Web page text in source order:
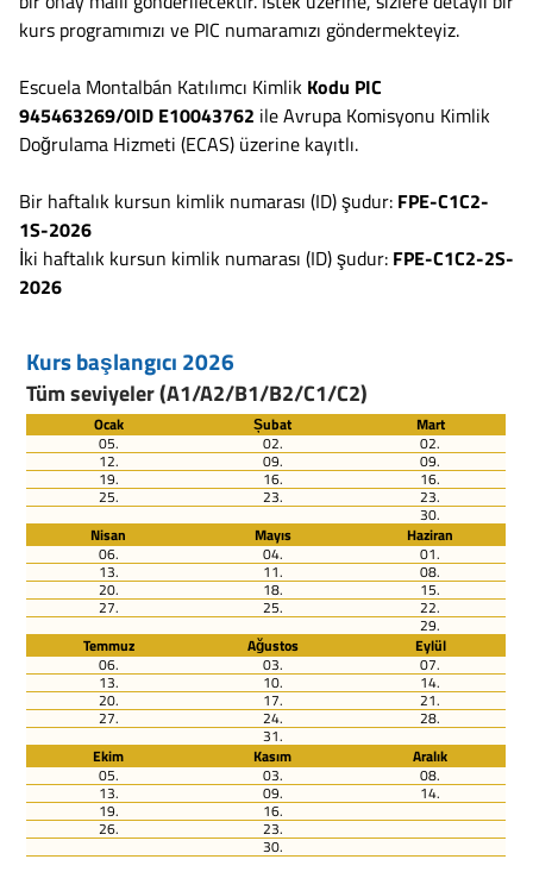
kurs programımızı ve PIC numaramızı göndermekteyiz.
Escuela Montalbán Katılımcı Kimlik Kodu PIC
945463269/OID E10043762 ile Avrupa Komisyonu Kimlik
Doğrulama Hizmeti (ECAS) üzerine kayıtlı.
Bir haftalık kursun kimlik numarası (ID) şudur: FPE-C1C2-
1S-2026
İki haftalık kursun kimlik numarası (ID) şudur: FPE-C1C2-2S-
2026
Kurs başlangıcı 2026
Tüm seviyeler (A1/A2/B1/B2/C1/C2)
Ocak Șubat
Mart
05.
02. 02.
12. 09. 09.
19. 16. 16.
25. 23. 23.
30.
Nisan
Mayıs
Haziran
06.
04. 01.
13. 11. 08.
20. 18. 15.
27. 25. 22.
29.
Temmuz
Ağustos
Eylül
06.
03. 07.
13. 10. 14.
20. 17. 21.
27. 24. 28.
31.
Ekim
Kasım
Aralık
05.
03. 08.
13. 09. 14.
19. 16.
26. 23.
30.